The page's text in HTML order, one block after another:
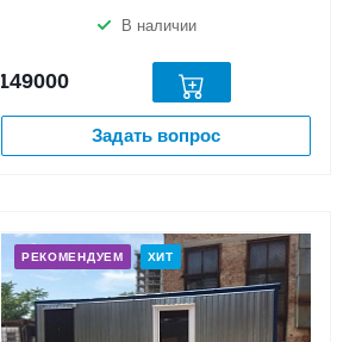
В наличии
149000
Задать вопрос
РЕКОМЕНДУЕМ ХИТ